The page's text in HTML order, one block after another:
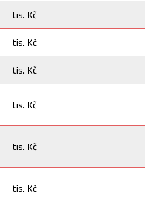
tis. Kč
tis. Kč
tis. Kč
tis. Kč
tis. Kč
tis. Kč